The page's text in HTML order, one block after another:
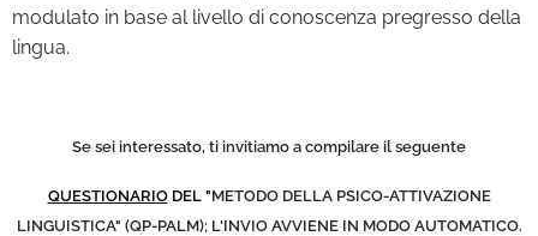
modulato in base al livello di conoscenza pregresso della
lingua.
Se sei interessato, ti invitiamo a compilare il seguente
QUESTIONARIODEL "METODO DELLA PSICO-ATTIVAZIONE
LINGUISTICA" (QP-PALM); L'INVIO AVVIENE IN MODO AUTOMATICO.